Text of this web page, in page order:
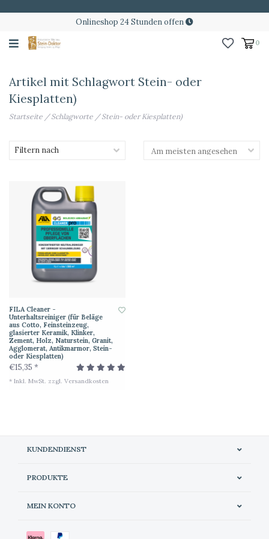
Onlineshop 24 Stunden offen
0
Artikel mit Schlagwort Stein- oder
Kiesplatten)
Startseite /Schlagworte /Stein- oder Kiesplatten)
Filtern nach
FILA Cleaner -
Unterhaltsreiniger (für Beläge
aus Cotto, Feinsteinzeug,
glasierter Keramik, Klinker,
Zement, Holz, Naturstein, Granit,
Agglomerat, Antikmarmor, Stein-
oder Kiesplatten)
€15,35 *
* Inkl. MwSt. zzgl. Versandkosten
KUNDENDIENST
PRODUKTE
MEIN KONTO